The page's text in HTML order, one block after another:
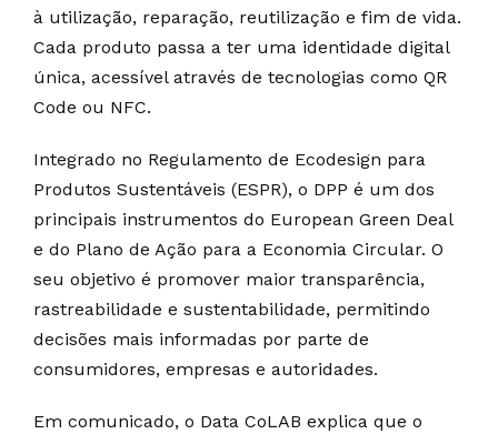
à utilização, reparação, reutilização e fim de vida.
Cada produto passa a ter uma identidade digital
única, acessível através de tecnologias como QR
Code ou NFC.
Integrado no Regulamento de Ecodesign para
Produtos Sustentáveis (ESPR), o DPP é um dos
principais instrumentos do European Green Deal
e do Plano de Ação para a Economia Circular. O
seu objetivo é promover maior transparência,
rastreabilidade e sustentabilidade, permitindo
decisões mais informadas por parte de
consumidores, empresas e autoridades.
Em comunicado, o Data CoLAB explica que o